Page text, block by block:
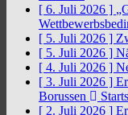
[ 6. Juli 2026 ]
[ 5. Juli 2026 ]
[ 5. Juli 2026 ]
[ 4. Juli 2026 ]
[ 3. Juli 2026 ]
Borussen
[ 2. Juli 2026 ]